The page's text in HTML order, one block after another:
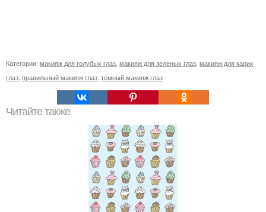
Категории: макияж для голубых глаз макияж для зеленых глаз макияж для карих
глаз правильный макияж глаз темный макияж глаз
Читайте также